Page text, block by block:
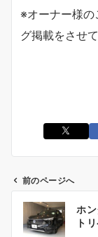
※オーナー様の
グ掲載をさせ
前のページへ
ホ
ト